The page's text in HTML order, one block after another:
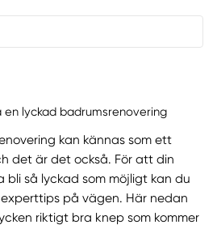
lyckad badrumsrenovering
kan kännas som ett
det är det också. För att din
bli så lyckad som möjligt kan du
på vägen. Här nedan
riktigt bra knep som kommer